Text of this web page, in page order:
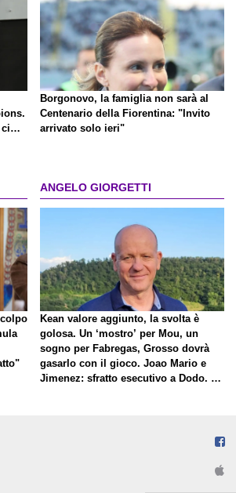
Borgonovo, la famiglia non sarà al
Centenario della Fiorentina: "Invito
arrivato solo ieri"
ANGELO GIORGETTI
Kean valore aggiunto, la svolta è
golosa. Un ‘mostro’ per Mou, un
sogno per Fabregas, Grosso dovrà
gasarlo con il gioco. Joao Mario e
Jimenez: sfratto esecutivo a Dodo. E